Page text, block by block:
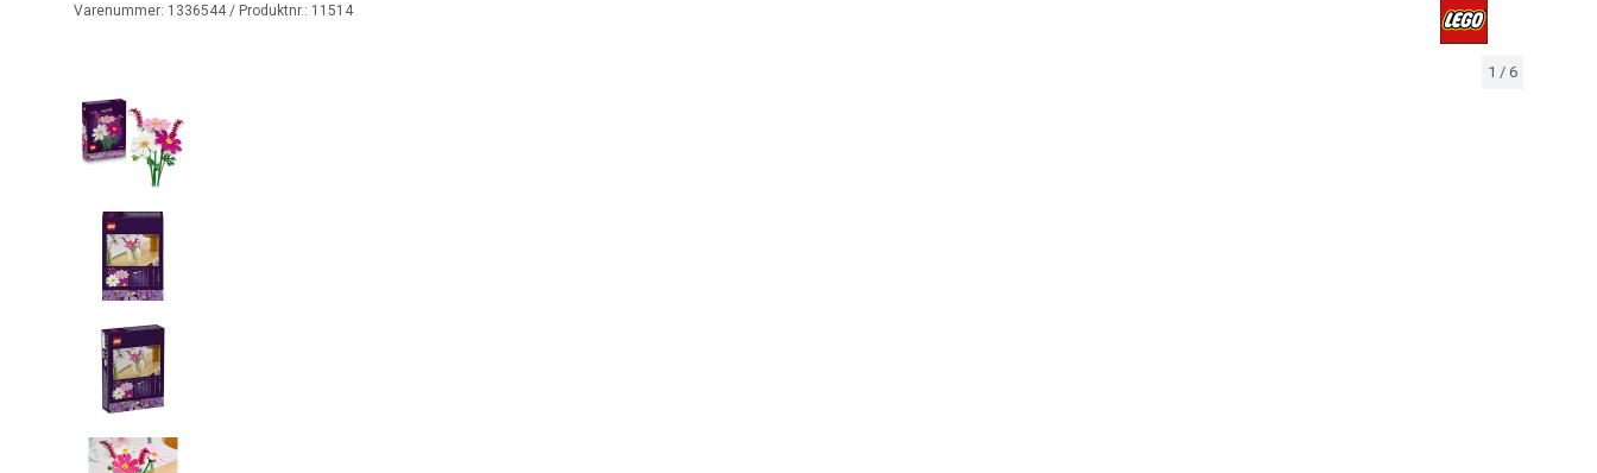
1 / 6
Varenummer: 1336544 / Produktnr.: 11514